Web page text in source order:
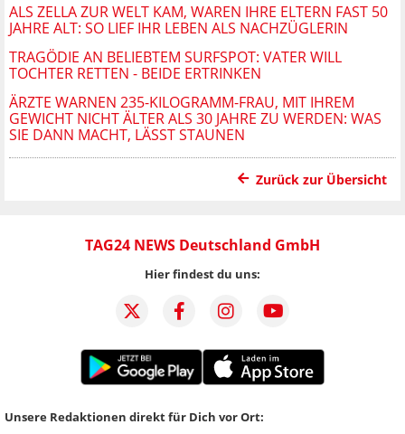
ALS ZELLA ZUR WELT KAM, WAREN IHRE ELTERN FAST 50
JAHRE ALT: SO LIEF IHR LEBEN ALS NACHZÜGLERIN
TRAGÖDIE AN BELIEBTEM SURFSPOT: VATER WILL
TOCHTER RETTEN - BEIDE ERTRINKEN
ÄRZTE WARNEN 235-KILOGRAMM-FRAU, MIT IHREM
GEWICHT NICHT ÄLTER ALS 30 JAHRE ZU WERDEN: WAS
SIE DANN MACHT, LÄSST STAUNEN
Zurück zur Übersicht
TAG24 NEWS Deutschland GmbH
Hier findest du uns:
Unsere Redaktionen direkt für Dich vor Ort: